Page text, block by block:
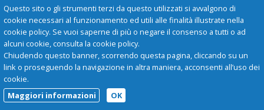
Questo sito o gli strumenti terzi da questo utilizzati si avvalgono di
cookie necessari al funzionamento ed utili alle finalità illustrate nella
cookie policy. Se vuoi saperne di più o negare il consenso a tutti o ad
alcuni cookie, consulta la cookie policy.
Chiudendo questo banner, scorrendo questa pagina, cliccando su un
link o proseguendo la navigazione in altra maniera, acconsenti all’uso dei
cookie.
Maggiori informazioni
OK